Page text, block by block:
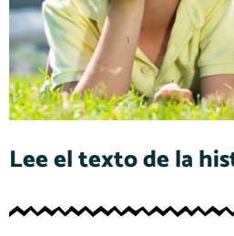
Lee el texto de la